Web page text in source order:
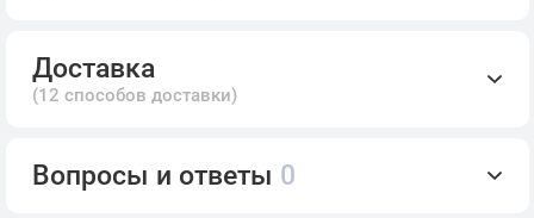
Доставка
(12 способов доставки)
Вопросы и ответы 0